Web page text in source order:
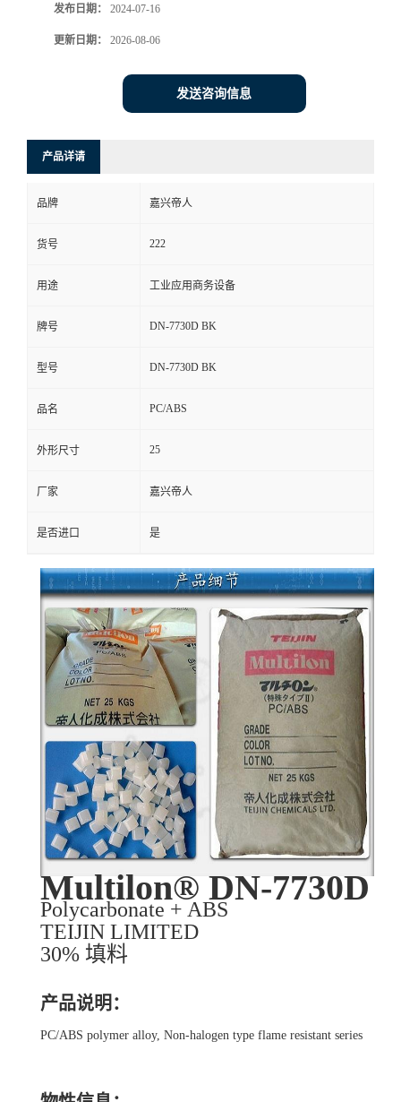
发布日期： 2024-07-16
更新日期： 2026-08-06
发送咨询信息
产品详请
品牌 嘉兴帝人
货号 222
用途 工业应用商务设备
牌号 DN-7730D BK
型号 DN-7730D BK
品名 PC/ABS
外形尺寸 25
厂家 嘉兴帝人
是否进口 是
Multilon® DN-7730D
Polycarbonate + ABS
TEIJIN LIMITED
30% 填料
产品说明：
PC/ABS polymer alloy, Non-halogen type flame resistant series